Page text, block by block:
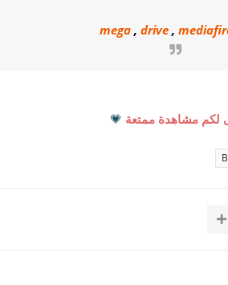
mega , drive ,
لكم مشاهدة ممتعة 💗